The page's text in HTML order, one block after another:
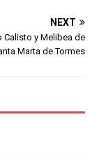
NEXT
Calisto y Melibea de
Marta de Tormes